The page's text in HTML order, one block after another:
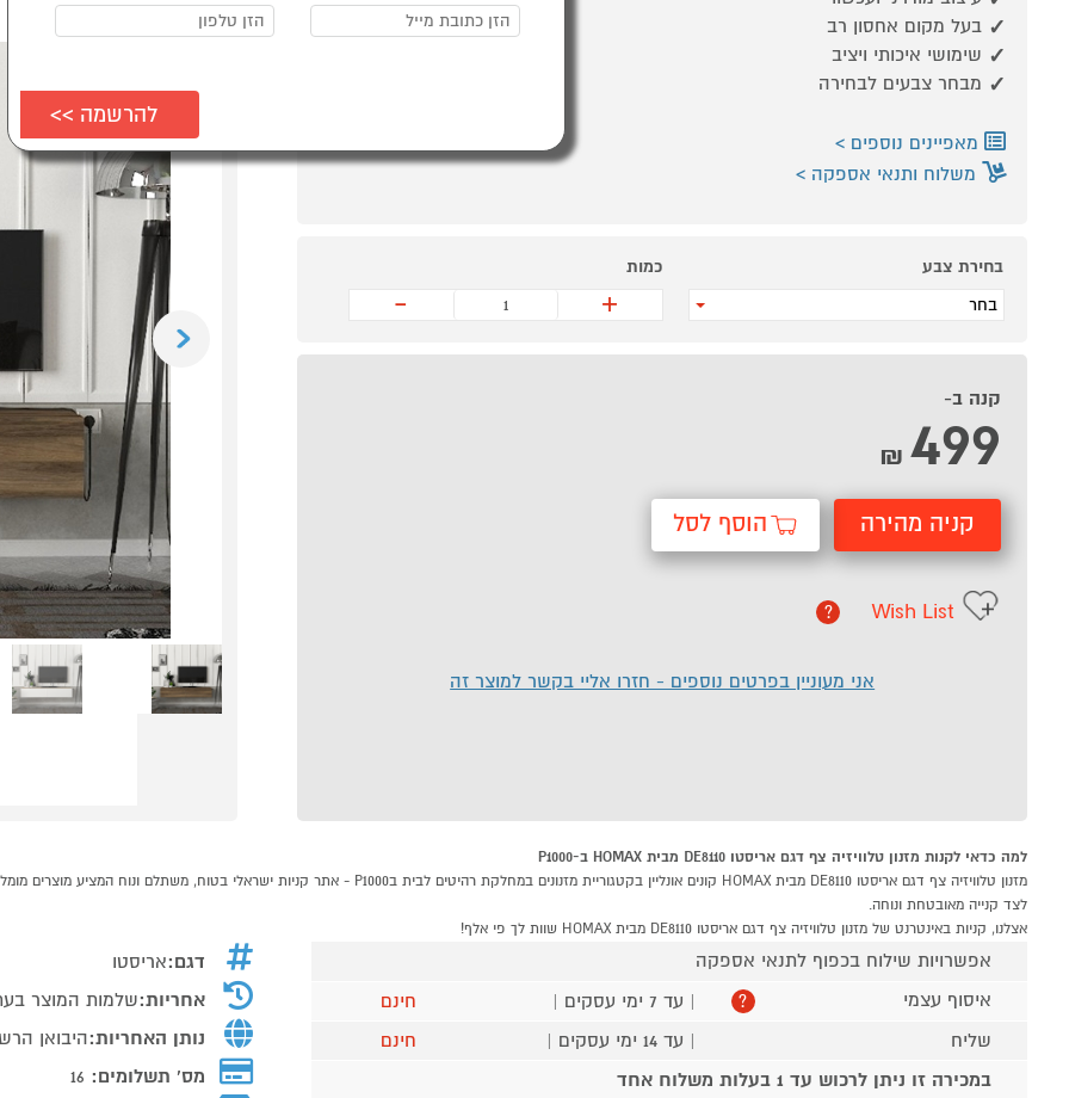
Previous
בעל מקום אחסון רב
שימושי איכותי ויציב
מבחר צבעים לבחירה
מאפיינים נוספים
משלוח ותנאי אספקה
בחירת צבע
בחר
כמות
+
-
קנה ב-
499
₪
קניה מהירה הוסף לסל
Wish List
?
אני מעוניין בפרטים נוספים - חזרו אליי בקשר למוצר זה
למה כדאי לקנות מזנון טלוויזיה צף דגם אריסטו DE8110 מבית HOMAX ב-P1000
לצד קנייה מאובטחת ונוחה.
אצלנו, קניות באינטרנט של מזנון טלוויזיה צף דגם אריסטו DE8110 מבית HOMAX שוות לך פי אלף!
אפשרויות שילוח בכפוף לתנאי אספקה
איסוף עצמי
? | עד 7 ימי עסקים |
חינם
שליח
| עד 14 ימי עסקים |
חינם
במכירה זו ניתן לרכוש עד 1 בעלות משלוח אחד
דגם:אריסטו
אחריות:שלמות המוצר
נותן האחריות:היבואן
מס' תשלומים: 16